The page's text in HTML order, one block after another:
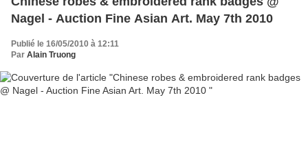
Nagel - Auction Fine Asian Art. May 7th 2010
Publié le 16/05/2010 à 12:11
Par Alain Truong